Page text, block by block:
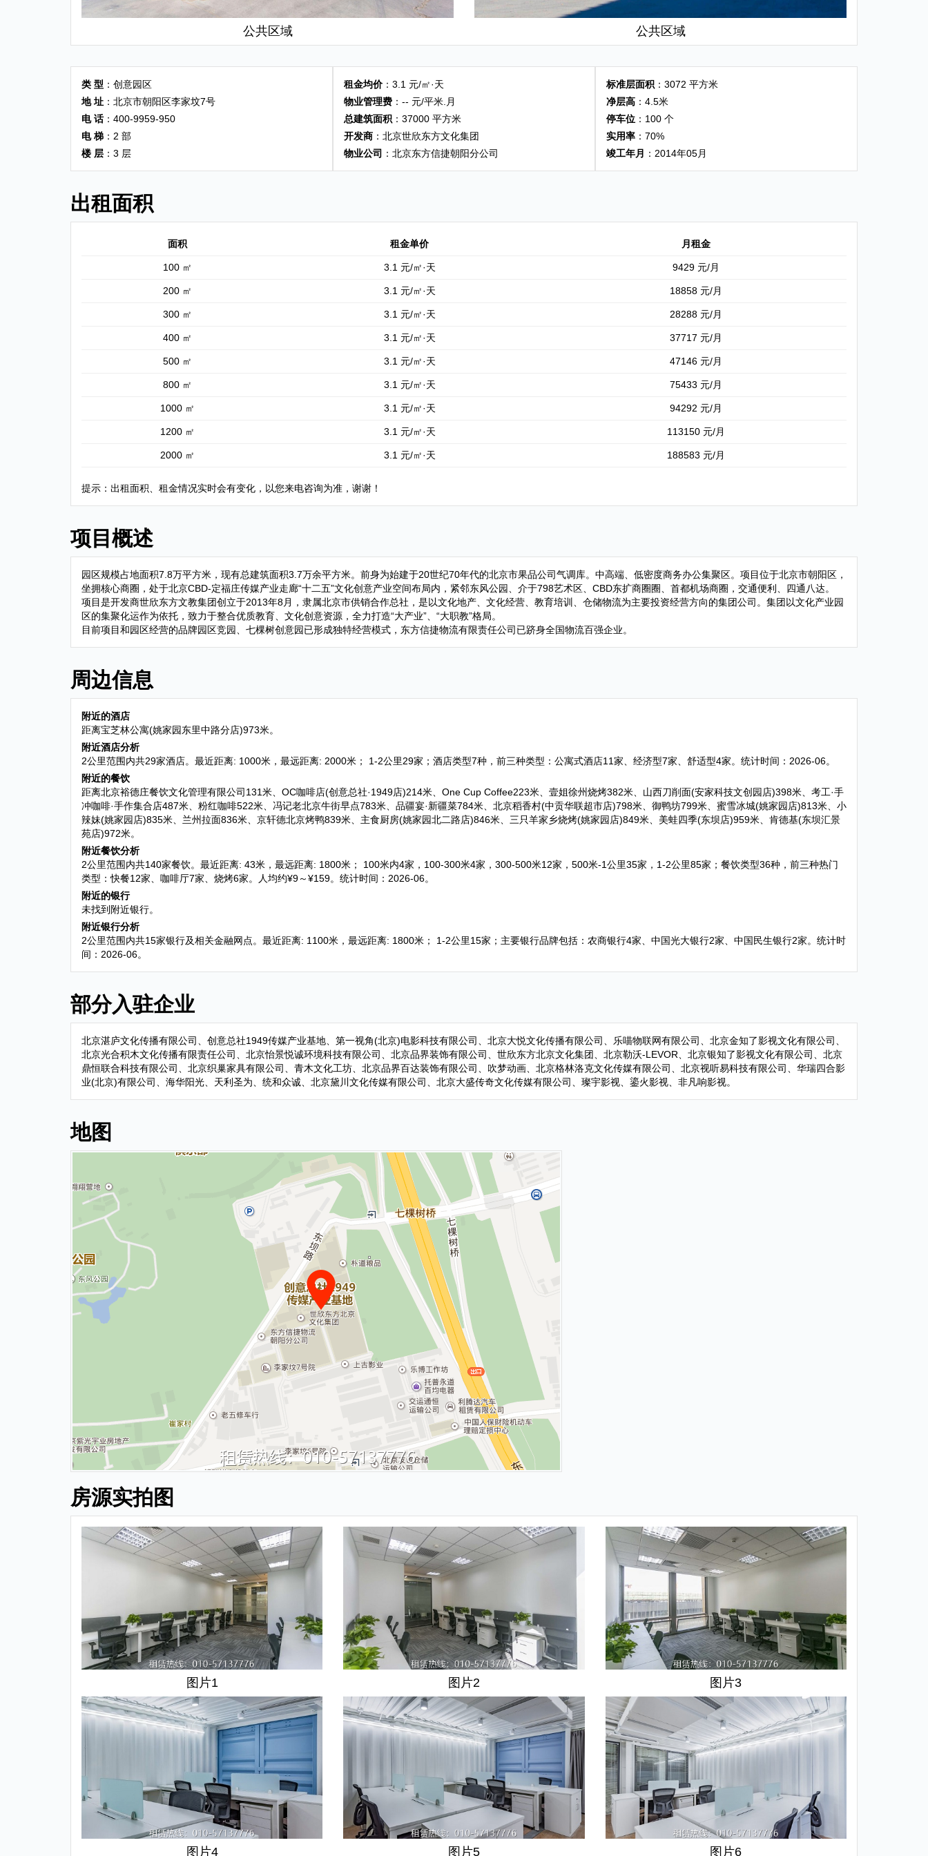
公共区域 公共区域
类 型 ：创意园区
地 址 ：北京市朝阳区李家坟7号
电 话：400-9959-950
电 梯 ：2 部
楼 层 ：3 层
租金均价：3.1 元/㎡·天
物业管理费 ：-- 元/平米.月
总建筑面积 ：37000 平方米
开发商 ：北京世欣东方文化集团
物业公司 ：北京东方信捷朝阳分公司
标准层面积 ：3072 平方米
净层高 ：4.5米
停车位 ：100 个
实用率 ：70%
竣工年月
：2014年05月
出租面积
面积 租金单价 月租金
100 ㎡ 3.1 元/㎡·天 9429 元/月
200 ㎡ 3.1 元/㎡·天 18858 元/月
300 ㎡ 3.1 元/㎡·天 28288 元/月
400 ㎡ 3.1 元/㎡·天 37717 元/月
500 ㎡ 3.1 元/㎡·天 47146 元/月
800 ㎡ 3.1 元/㎡·天 75433 元/月
1000 ㎡ 3.1 元/㎡·天 94292 元/月
1200 ㎡ 3.1 元/㎡·天 113150 元/月
2000 ㎡ 3.1 元/㎡·天 188583 元/月
提示：出租面积、租金情况实时会有变化，以您来电咨询为准，谢谢！
项目概述
园区规模占地面积7.8万平方米，现有总建筑面积3.7万余平方米。前身为始建于20世纪70年代的北京市果品公司气调库。中高端、低密度商务办公集聚区。项目位于北京市朝阳区，
坐拥核心商圈，处于北京CBD-定福庄传媒产业走廊“十二五”文化创意产业空间布局内，紧邻东风公园、介于798艺术区、CBD东扩商圈圈、首都机场商圈，交通便利、四通八达。
项目是开发商世欣东方文教集团创立于2013年8月，隶属北京市供销合作总社，是以文化地产、文化经营、教育培训、仓储物流为主要投资经营方向的集团公司。集团以文化产业园
区的集聚化运作为依托，致力于整合优质教育、文化创意资源，全力打造“大产业”、“大职教”格局。
目前项目和园区经营的品牌园区竞园、七棵树创意园已形成独特经营模式，东方信捷物流有限责任公司已跻身全国物流百强企业。
周边信息
附近的酒店
距离宝芝林公寓(姚家园东里中路分店)973米。
附近酒店分析
2公里范围内共29家酒店。最近距离: 1000米，最远距离: 2000米； 1-2公里29家；酒店类型7种，前三种类型：公寓式酒店11家、经济型7家、舒适型4家。统计时间：2026-06。
附近的餐饮
距离北京裕德庄餐饮文化管理有限公司131米、OC咖啡店(创意总社·1949店)214米、One Cup Coffee223米、壹姐徐州烧烤382米、山西刀削面(安家科技文创园店)398米、考工·手
冲咖啡·手作集合店487米、粉红咖啡522米、冯记老北京牛街早点783米、品疆宴·新疆菜784米、北京稻香村(中贡华联超市店)798米、御鸭坊799米、蜜雪冰城(姚家园店)813米、小
辣妹(姚家园店)835米、兰州拉面836米、京轩德北京烤鸭839米、主食厨房(姚家园北二路店)846米、三只羊家乡烧烤(姚家园店)849米、美蛙四季(东坝店)959米、肯德基(东坝汇景
苑店)972米。
附近餐饮分析
2公里范围内共140家餐饮。最近距离: 43米，最远距离: 1800米； 100米内4家，100-300米4家，300-500米12家，500米-1公里35家，1-2公里85家；餐饮类型36种，前三种热门
类型：快餐12家、咖啡厅7家、烧烤6家。人均约¥9～¥159。统计时间：2026-06。
附近的银行
未找到附近银行。
附近银行分析
2公里范围内共15家银行及相关金融网点。最近距离: 1100米，最远距离: 1800米； 1-2公里15家；主要银行品牌包括：农商银行4家、中国光大银行2家、中国民生银行2家。统计时
间：2026-06。
部分入驻企业
北京湛庐文化传播有限公司、创意总社1949传媒产业基地、第一视角(北京)电影科技有限公司、北京大悦文化传播有限公司、乐喵物联网有限公司、北京金知了影视文化有限公司、
北京光合积木文化传播有限责任公司、北京怡景悦诚环境科技有限公司、北京品界装饰有限公司、世欣东方北京文化集团、北京勒沃-LEVOR、北京银知了影视文化有限公司、北京
鼎恒联合科技有限公司、北京织巢家具有限公司、青木文化工坊、北京品界百达装饰有限公司、吹梦动画、北京格林洛克文化传媒有限公司、北京视听易科技有限公司、华瑞四合影
业(北京)有限公司、海华阳光、天利圣为、统和众诚、北京黛川文化传媒有限公司、北京大盛传奇文化传媒有限公司、璨宇影视、鎏火影视、非凡响影视。
地图
房源实拍图
图片1 图片2 图片3
图片4 图片5 图片6